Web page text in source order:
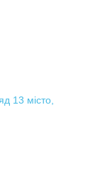
13 місто,